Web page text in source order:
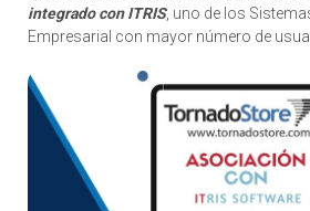
integrado con ITRIS, uno de los
Empresarial con mayor número de